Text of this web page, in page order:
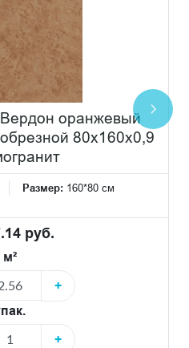
оранжевый
80x160x0,9
Размер: 160*80 см
руб.
м²
+
+